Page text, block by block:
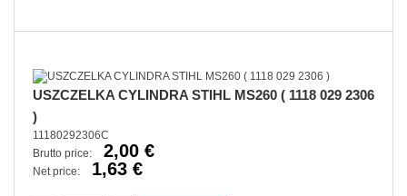
USZCZELKA CYLINDRA STIHL MS260 ( 1118 029 2306
)
11180292306C
Brutto price:
2,00 €
Net price: 1,63 €